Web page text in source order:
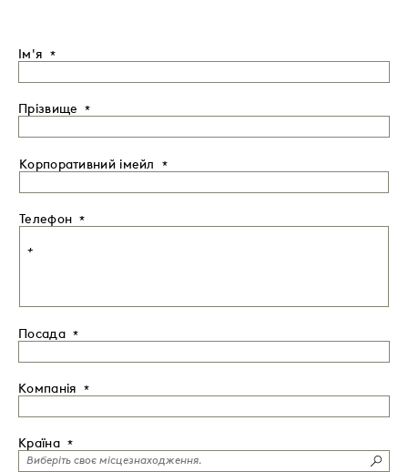
Ім'я
Прізвище
Корпоративний імейл
Телефон
Посада
Компанія
Країна